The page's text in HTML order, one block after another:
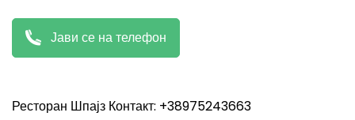
Јави се на телефон
Ресторан Шпајз Контакт: +38975243663